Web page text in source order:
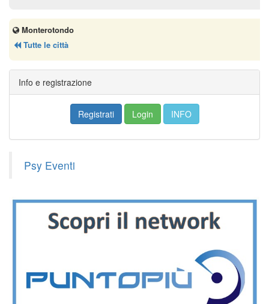
Monterotondo
Tutte le città
Info e registrazione
Registrati Login INFO
Psy Eventi